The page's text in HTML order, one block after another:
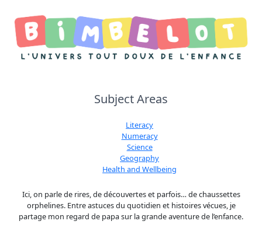
Subject Areas
Literacy
Numeracy
Science
Geography
Health and Wellbeing
Ici, on parle de rires, de découvertes et parfois… de chaussettes
orphelines. Entre astuces du quotidien et histoires vécues, je
partage mon regard de papa sur la grande aventure de l’enfance.